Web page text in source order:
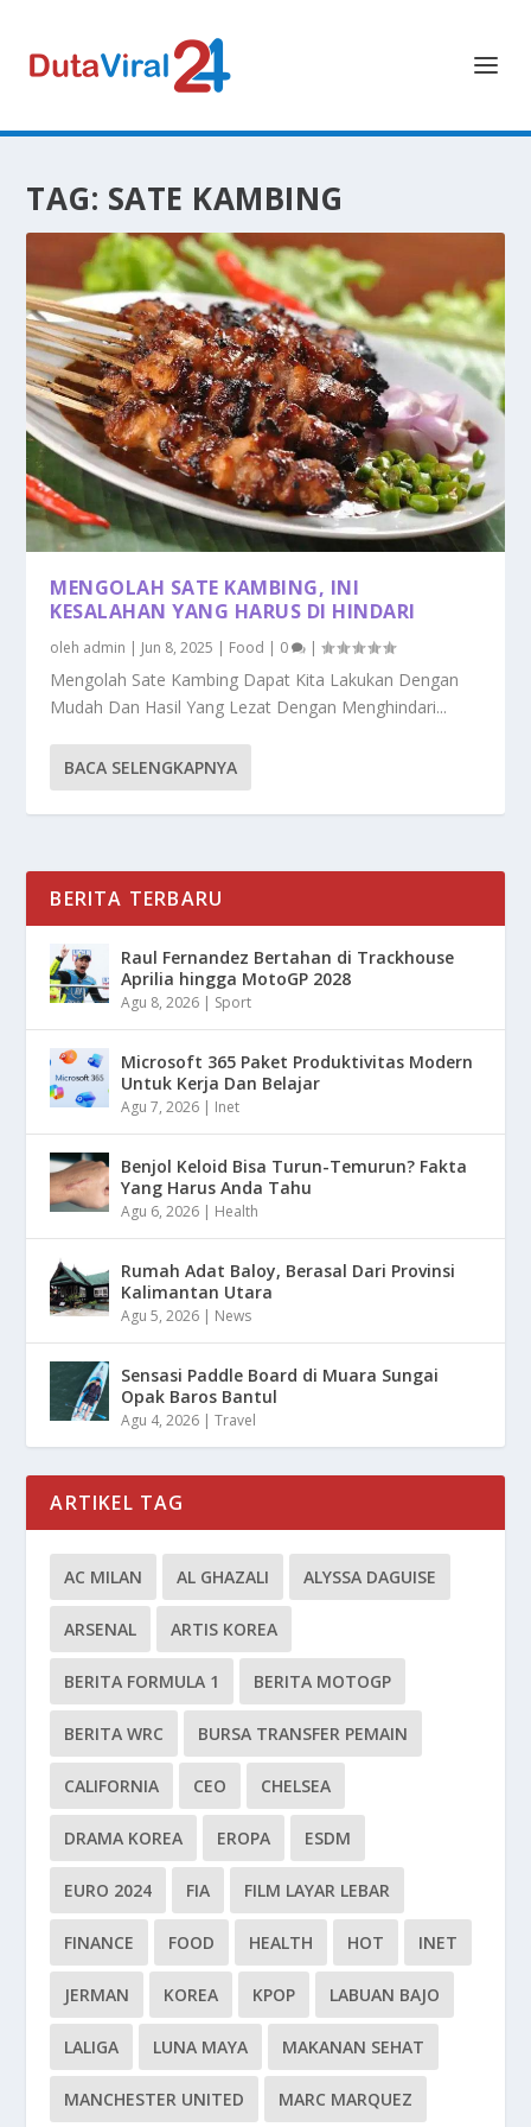
TAG: SATE KAMBING
MENGOLAH SATE KAMBING, INI
KESALAHAN YANG HARUS DI HINDARI
oleh admin | Jun 8, 2025 | Food | 0 |
Mengolah Sate Kambing Dapat Kita Lakukan Dengan
Mudah Dan Hasil Yang Lezat Dengan Menghindari...
BACA SELENGKAPNYA
BERITA TERBARU
Raul Fernandez Bertahan di Trackhouse
Aprilia hingga MotoGP 2028
Agu 8, 2026 | Sport
Microsoft 365 Paket Produktivitas Modern
Untuk Kerja Dan Belajar
Agu 7, 2026 | Inet
Benjol Keloid Bisa Turun-Temurun? Fakta
Yang Harus Anda Tahu
Agu 6, 2026 | Health
Rumah Adat Baloy, Berasal Dari Provinsi
Kalimantan Utara
Agu 5, 2026 | News
Sensasi Paddle Board di Muara Sungai
Opak Baros Bantul
Agu 4, 2026 |Travel
ARTIKEL TAG
AC MILAN AL GHAZALI ALYSSA DAGUISE
ARSENAL ARTIS KOREA
BERITA FORMULA 1 BERITA MOTOGP
BERITA WRC BURSA TRANSFER PEMAIN
CALIFORNIA CEO CHELSEA
DRAMA KOREA EROPA ESDM
EURO 2024 FIA FILM LAYAR LEBAR
FINANCE FOOD HEALTH HOT INET
JERMAN KOREA KPOP LABUAN BAJO
LALIGA LUNA MAYA MAKANAN SEHAT
MANCHESTER UNITED MARC MARQUEZ